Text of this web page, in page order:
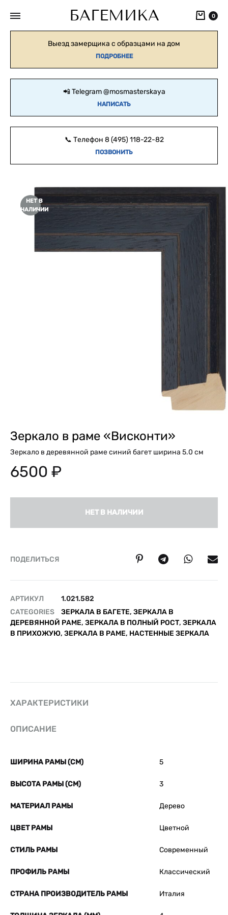
БАГЕМИКА 0
Выезд замерщика с образцами на дом
ПОДРОБНЕЕ
📲 Telegram@mosmasterskaya
НАПИСАТЬ
📞 Телефон 8 (495) 118-22-82
ПОЗВОНИТЬ
НЕТ В
НАЛИЧИИ
Зеркало в раме «Висконти»
Зеркало в деревянной раме синий багет ширина 5.0 см
6500 ₽
НЕТ В НАЛИЧИИ
ПОДЕЛИТЬСЯ
АРТИКУЛ
1.021.582
CATEGORIES
ЗЕРКАЛА В БАГЕТЕ, ЗЕРКАЛА В
ДЕРЕВЯННОЙ РАМЕ, ЗЕРКАЛА В ПОЛНЫЙ РОСТ, ЗЕРКАЛА
В ПРИХОЖУЮ, ЗЕРКАЛА В РАМЕ, НАСТЕННЫЕ ЗЕРКАЛА
ХАРАКТЕРИСТИКИ
ОПИСАНИЕ
ШИРИНА РАМЫ (СМ) 5
ВЫСОТА РАМЫ (СМ) 3
МАТЕРИАЛ РАМЫ Дерево
ЦВЕТ РАМЫ Цветной
СТИЛЬ РАМЫ Современный
ПРОФИЛЬ РАМЫ Классический
СТРАНА ПРОИЗВОДИТЕЛЬ РАМЫ Италия